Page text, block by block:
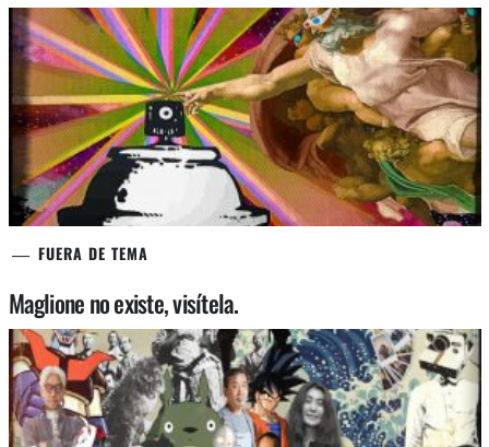
FUERA DE TEMA
Maglione no existe, visítela.